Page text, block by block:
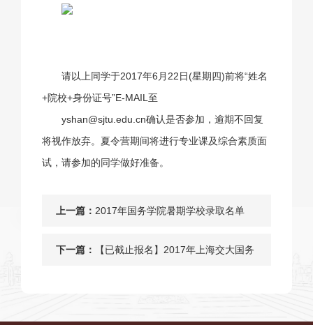
请以上同学于2017年6月22日(星期四)前将“姓名
+院校+身份证号”E-MAIL至
yshan@sjtu.edu.cn确认是否参加，逾期不回复
将视作放弃。夏令营期间将进行专业课及综合素质面
试，请参加的同学做好准备。
上一篇： 2017年国务学院暑期学校录取名单
下一篇： 【已截止报名】2017年上海交大国务